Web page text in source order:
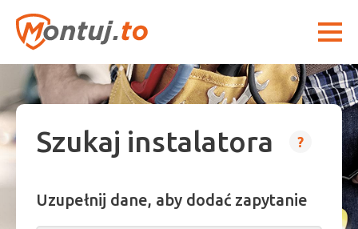
Szukaj instalatora ?
Uzupełnij dane, aby dodać zapytanie